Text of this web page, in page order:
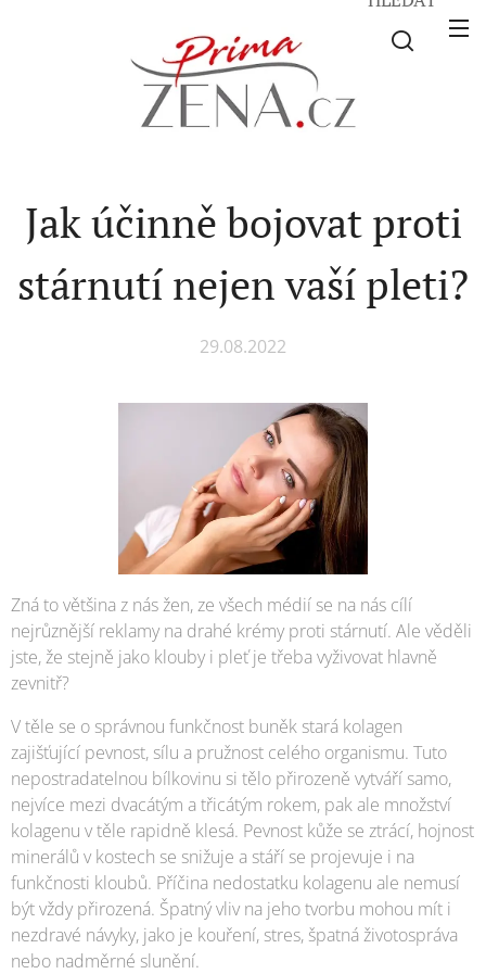
Jak účinně bojovat proti
stárnutí nejen vaší pleti?
29.08.2022
Zná to většina z nás žen, ze všech médií se na nás cílí
nejrůznější reklamy na drahé krémy proti stárnutí. Ale věděli
jste, že stejně jako klouby i pleť je třeba vyživovat hlavně
zevnitř?
V těle se o správnou funkčnost buněk stará kolagen
zajišťující pevnost, sílu a pružnost celého organismu. Tuto
nepostradatelnou bílkovinu si tělo přirozeně vytváří samo,
nejvíce mezi dvacátým a třicátým rokem, pak ale množství
kolagenu v těle rapidně klesá. Pevnost kůže se ztrácí, hojnost
minerálů v kostech se snižuje a stáří se projevuje i na
funkčnosti kloubů. Příčina nedostatku kolagenu ale nemusí
být vždy přirozená. Špatný vliv na jeho tvorbu mohou mít i
nezdravé návyky, jako je kouření, stres, špatná životospráva
nebo nadměrné slunění.